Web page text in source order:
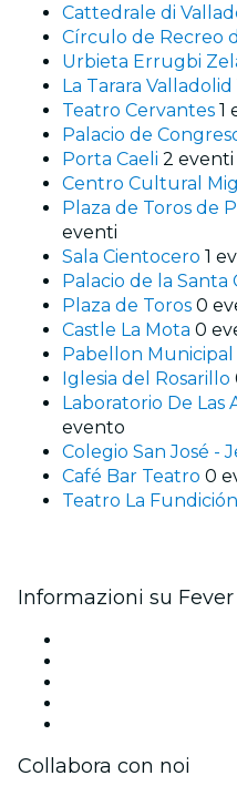
Cattedrale di
Círculo de Recreo
Urbieta Errugbi
La Tarara Valladolid
Teatro Cervantes 1
Palacio de
Porta Caeli 2 eventi
Centro Cultural
Plaza de Toros de
eventi
Sala Cientocero 1
Palacio de la Santa
Plaza de Toros 0
Castle La Mota 0
Pabellon
Iglesia del Rosarillo
Laboratorio De Las
evento
Colegio San José -
Café Bar Teatro 0
Teatro La
Informazioni su Fever
Collabora con noi